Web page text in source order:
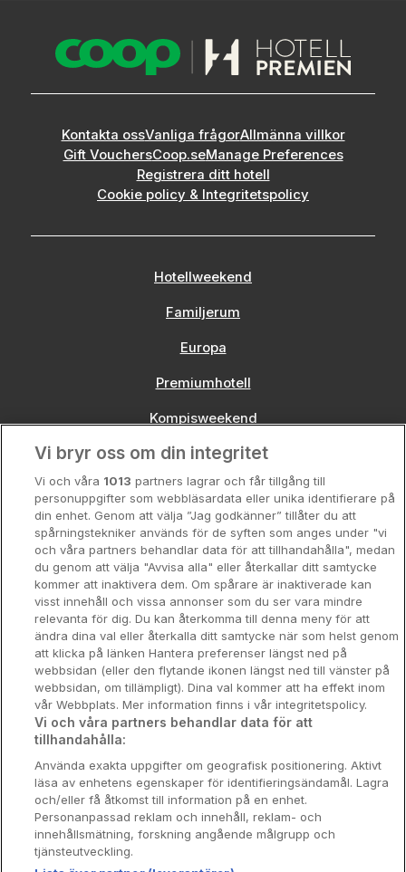
Kontakta ossVanliga frågorAllmänna villkor
Gift VouchersCoop.seManage Preferences
Registrera ditt hotell
Cookie policy & Integritetspolicy
Hotellweekend
Familjerum
Europa
Premiumhotell
Kompisweekend
Storstadsweekend
Hotellrum under 995 kr
Spahotell
Sydsverige
Om Hotellpremien
Nya hotell
Stadsweekend
Booking Enquiries:
Hotellsupport:scandinavian@digibreaks.com
Hotellpremien.se av en del av Coop
Sverige. Coop Sverige 171 88 Solna,
Vi bryr oss om din integritet
Vi och våra 1013 partners lagrar och får tillgång till
personuppgifter som webbläsardata eller unika identifierare på
din enhet. Genom att välja ”Jag godkänner” tillåter du att
spårningstekniker används för de syften som anges under "vi
och våra partners behandlar data för att tillhandahålla", medan
du genom att välja "Avvisa alla" eller återkallar ditt samtycke
kommer att inaktivera dem. Om spårare är inaktiverade kan
visst innehåll och vissa annonser som du ser vara mindre
relevanta för dig. Du kan återkomma till denna meny för att
ändra dina val eller återkalla ditt samtycke när som helst genom
att klicka på länken Hantera preferenser längst ned på
webbsidan (eller den flytande ikonen längst ned till vänster på
webbsidan, om tillämpligt). Dina val kommer att ha effekt inom
vår Webbplats. Mer information finns i vår integritetspolicy.
Vi och våra partners behandlar data för att
tillhandahålla:
Använda exakta uppgifter om geografisk positionering. Aktivt
läsa av enhetens egenskaper för identifieringsändamål. Lagra
och/eller få åtkomst till information på en enhet.
Personanpassad reklam och innehåll, reklam- och
innehållsmätning, forskning angående målgrupp och
tjänsteutveckling.